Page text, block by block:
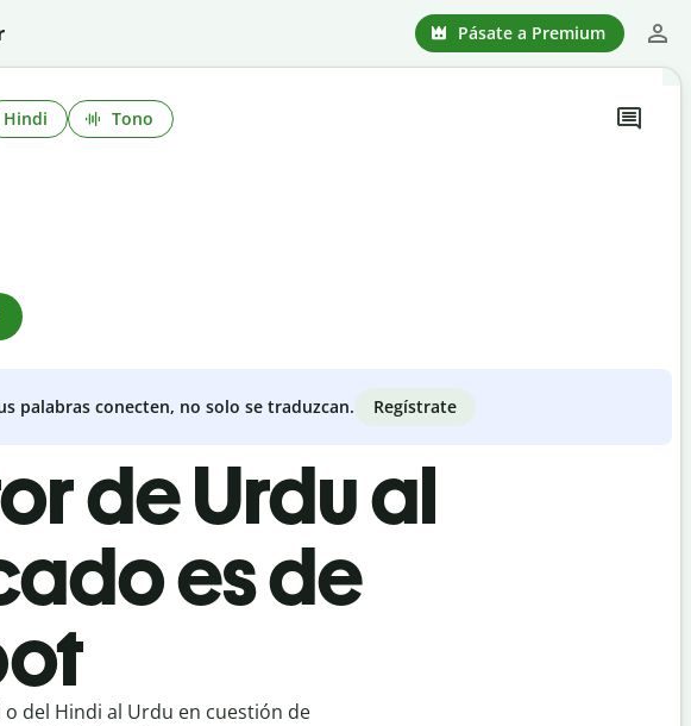
Pásate a Premium
Hindi Tono
palabras conecten, no solo se traduzcan. Regístrate
de Urdu al
es de
del Hindi al Urdu en cuestión de